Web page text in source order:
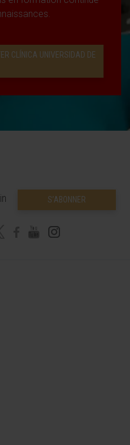
CLÍNICA UNIVERSIDAD DE
S’ABONNER